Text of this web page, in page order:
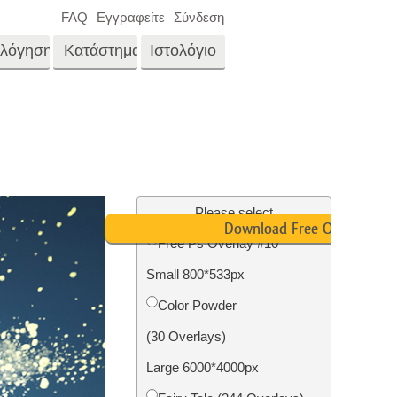
φωτογραφιών ακίνητης
Αποκατάσταση
φωτογραφιών
Κατάστημα
Επαγγελματικές
επικαλύψεις βίντεο
Ιστολόγιο
FAQ Εγγραφείτε Σύνδεση
Please select
Free Ps Overlay #10
Small 800*533px
Color Powder
(30 Overlays)
Large 6000*4000px
Download Free Overlay